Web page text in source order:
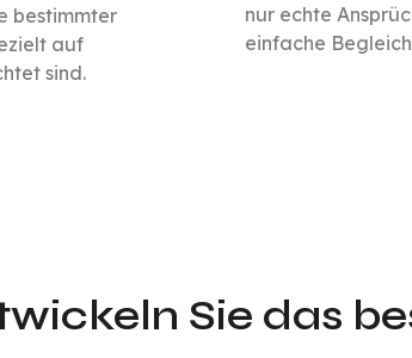
bestimmter
auf
sind.
nur echte
einfache
Sie das